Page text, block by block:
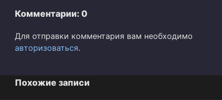
Комментарии: 0
Для отправки комментария вам необходимо
авторизоваться.
Похожие записи